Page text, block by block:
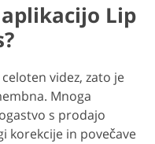
Lip
videz, zato je
Mnoga
s prodajo
korekcije in povečave